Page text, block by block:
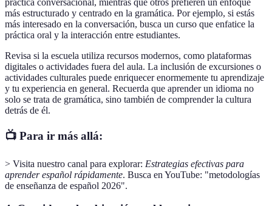
práctica conversacional, mientras que otros prefieren un enfoque
más estructurado y centrado en la gramática. Por ejemplo, si estás
más interesado en la conversación, busca un curso que enfatice la
práctica oral y la interacción entre estudiantes.
Revisa si la escuela utiliza recursos modernos, como plataformas
digitales o actividades fuera del aula. La inclusión de excursiones o
actividades culturales puede enriquecer enormemente tu aprendizaje
y tu experiencia en general. Recuerda que aprender un idioma no
solo se trata de gramática, sino también de comprender la cultura
detrás de él.
📺 Para ir más allá:
> Visita nuestro canal para explorar: Estrategias efectivas para
aprender español rápidamente. Busca en YouTube: "metodologías
de enseñanza de español 2026".